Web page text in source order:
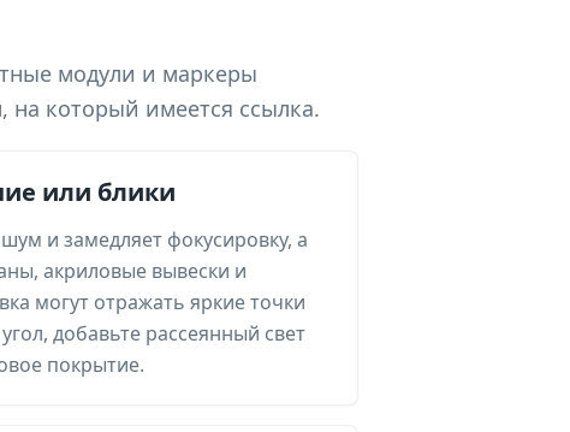
модули и маркеры
на который имеется ссылка.
или блики
и замедляет фокусировку, а
акриловые вывески и
могут отражать яркие точки
добавьте рассеянный свет
покрытие.